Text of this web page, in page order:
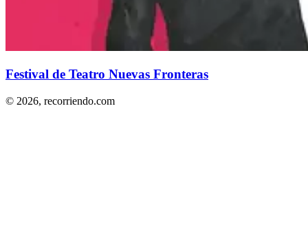
Festival de Teatro Nuevas Fronteras
© 2026, recorriendo.com